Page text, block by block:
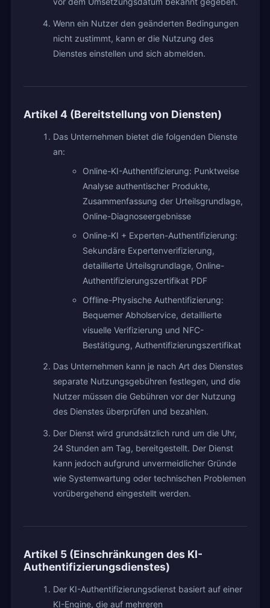
Wenn ein Nutzer den geänderten Bedingungen
nicht zustimmt, kann er die Nutzung des
Dienstes einstellen und sich abmelden.
Artikel 4 (Bereitstellung von Diensten)
Das Unternehmen bietet die folgenden Dienste
an:
Online-KI-Authentifizierung: Punktweise
Analyse authentischer Produkte,
Zusammenfassung der Urteilsgrundlage,
Online-Diagnoseergebnisse
Online-KI + Experten-Authentifizierung:
Sekundäre Expertenverifizierung,
detaillierte Urteilsgrundlage, Online-
Authentifizierungszertifikat PDF
Offline-Physische Authentifizierung:
Bequemer Abholservice, detaillierte
visuelle Verifizierung und NFC-
Bestätigung, Authentifizierungszertifikat
Das Unternehmen kann je nach Art des Dienstes
separate Nutzungsgebühren festlegen, und die
Nutzer müssen die Gebühren vor der Nutzung
des Dienstes überprüfen und bezahlen.
Der Dienst wird grundsätzlich rund um die Uhr,
24 Stunden am Tag, bereitgestellt. Der Dienst
kann jedoch aufgrund unvermeidlicher Gründe
wie Systemwartung oder technischen Problemen
vorübergehend eingestellt werden.
Artikel 5 (Einschränkungen des KI-
Authentifizierungsdienstes)
Der KI-Authentifizierungsdienst basiert auf einer
KI-Engine, die auf mehreren